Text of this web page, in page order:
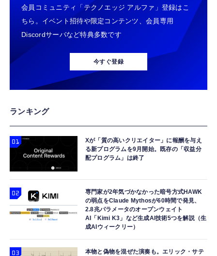
会員コミュニティ「テクノエッジ アルファ」登録はこ
ちら。イベント招待や限定コンテンツ、会員専用
Discordサーバなど特典多数です
今すぐ登録
ランキング
Xが「質の高いクリエイター」に報酬を与え
る新プログラムを9月開始。既存の「収益分
配プログラム」は終了
専門家が2年気づかなかった暗号方式HAWK
の弱点をClaude Mythosが60時間で発見、
2.8兆パラメータのオープンウェイト
AI「Kimi K3」など生成AI技術5つを解説（生
成AIウィークリー）
本物と偽物を混ぜた演奏も。エリック・サテ